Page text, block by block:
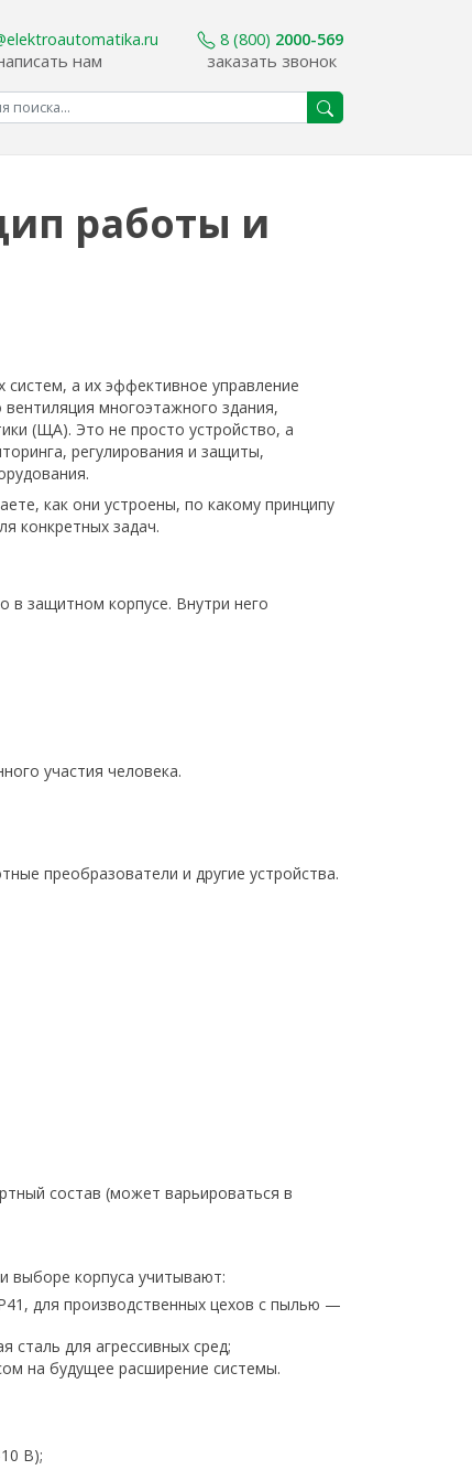
нам
8 (800) 2000-569
заказать звонок
работы и
а их эффективное управление
многоэтажного здания,
(ЩА). Это не просто устройство, а
регулирования и защиты,
как они устроены, по какому принципу
конкретных задач.
защитном корпусе. Внутри него
участия человека.
преобразователи и другие устройства.
состав (может варьироваться в
выборе корпуса учитывают:
для производственных цехов с пылью —
для агрессивных сред;
на будущее расширение системы.
В);